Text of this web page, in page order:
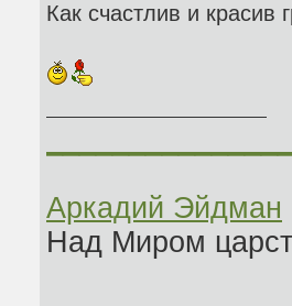
Как счастлив и
Аркадий Эйдман
Над Миром